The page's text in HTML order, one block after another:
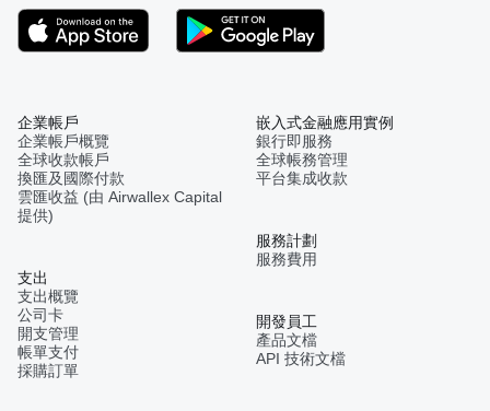
企業帳戶
企業帳戶概覽
全球收款帳戶
換匯及國際付款
雲匯收益 (由 Airwallex Capital
提供)
支出
支出概覽
公司卡
開支管理
帳單支付
採購訂單
嵌入式金融應用實例
銀行即服務
全球帳務管理
平台集成收款
服務計劃
服務費用
開發員工
產品文檔
API 技術文檔